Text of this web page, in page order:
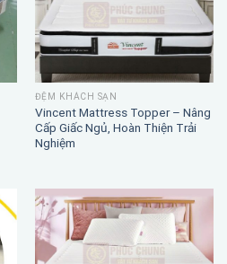
ĐỆM KHÁCH SẠN
Vincent Mattress Topper – Nâng
Cấp Giấc Ngủ, Hoàn Thiện Trải
Nghiệm